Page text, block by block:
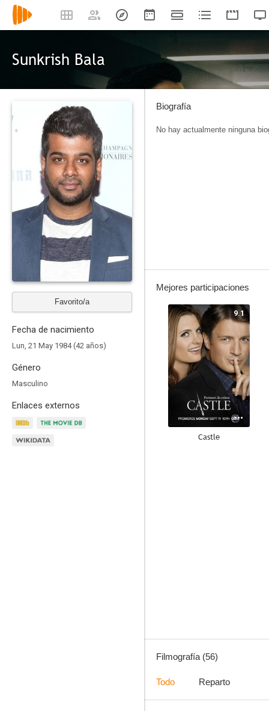
Sunkrish Bala
Favorito/a
Fecha de nacimiento
Lun, 21 May 1984 (42 años)
Género
Masculino
Enlaces externos
Biografía
No hay actualmente ninguna
Mejores participaciones
9.1
Castle
Filmografía (56)
Todo Reparto